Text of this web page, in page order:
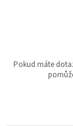
Pokud máte